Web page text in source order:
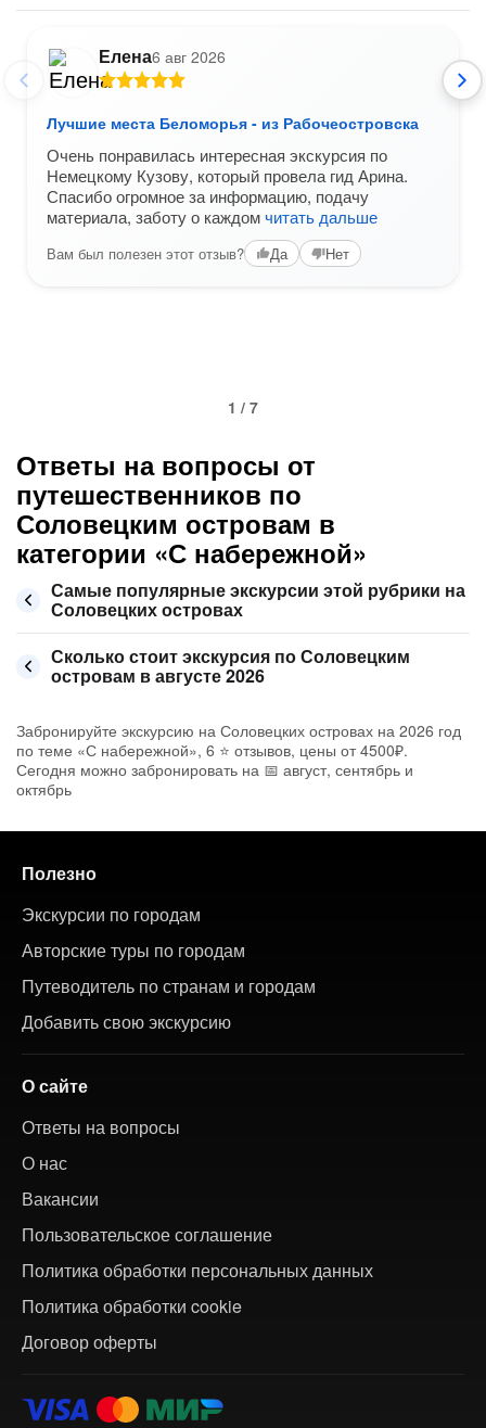
Елена6 авг 2026
Лучшие места Беломорья - из Рабочеостровска
Очень понравилась интересная экскурсия по
Немецкому Кузову, который провела гид Арина.
Спасибо огромное за информацию, подачу
материала, заботу о каждомчитать дальше
Вам был полезен этот отзыв? Да Нет
1 / 7
Ответы на вопросы от
путешественников по
Соловецким островам в
категории «С набережной»
Самые популярные экскурсии этой рубрики на
Соловецких островах
Сколько стоит экскурсия по Соловецким
островам в августе 2026
Забронируйте экскурсию на Соловецких островах на 2026 год
по теме «С набережной», 6 ⭐ отзывов, цены от 4500₽.
Сегодня можно забронировать на 📅 август, сентябрь и
октябрь
Полезно
Экскурсии по городам
Авторские туры по городам
Путеводитель по странам и городам
Добавить свою экскурсию
О сайте
Ответы на вопросы
О нас
Вакансии
Пользовательское соглашение
Политика обработки персональных данных
Политика обработки cookie
Договор оферты